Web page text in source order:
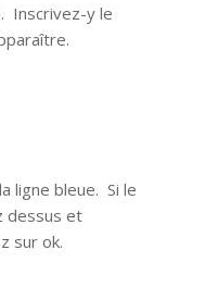
Inscrivez-y le
ligne bleue. Si le
dessus et
sur ok.